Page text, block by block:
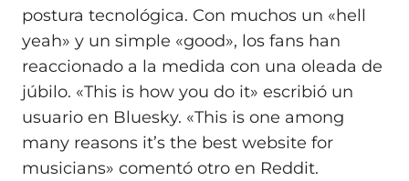
postura tecnológica. Con muchos un «hell
yeah» y un simple «good», los fans han
reaccionado a la medida con una oleada de
júbilo. «This is how you do it» escribió un
usuario en Bluesky. «This is one among
many reasons it’s the best website for
musicians» comentó otro en Reddit.